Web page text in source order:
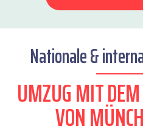
Nationale &
UMZUG MIT
VON